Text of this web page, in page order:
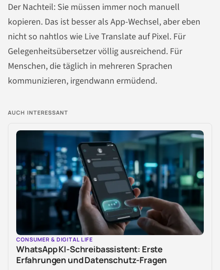
Der Nachteil: Sie müssen immer noch manuell
kopieren. Das ist besser als App-Wechsel, aber eben
nicht so nahtlos wie Live Translate auf Pixel. Für
Gelegenheitsübersetzer völlig ausreichend. Für
Menschen, die täglich in mehreren Sprachen
kommunizieren, irgendwann ermüdend.
AUCH INTERESSANT
CONSUMER & DIGITAL LIFE
WhatsApp KI-Schreibassistent: Erste
Erfahrungen und Datenschutz-Fragen